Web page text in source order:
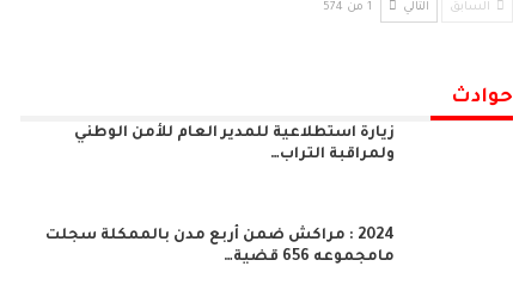
السابق التالي 1 من 574
حوادث
زيارة استطلاعية للمدير العام للأمن الوطني
ولمراقبة التراب…
2024 : مراكش ضمن أربع مدن بالممكلة سجلت
مامجموعه 656 قضية…